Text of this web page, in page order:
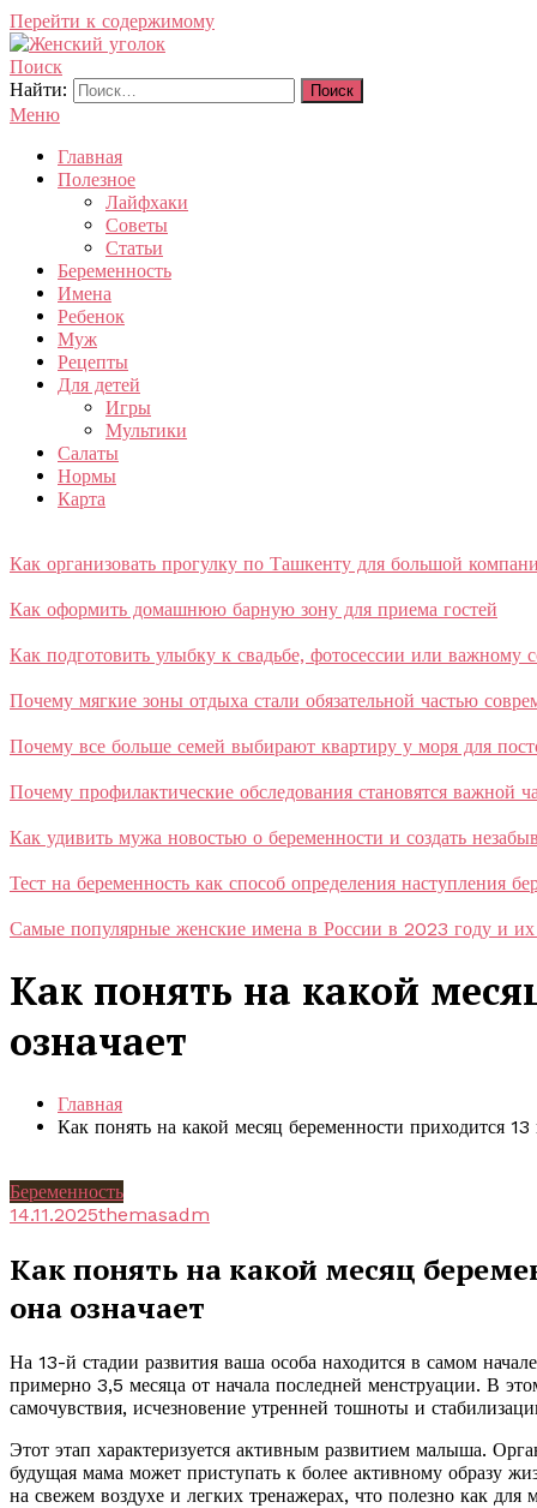
Перейти к содержимому
Женский уголок
Поиск
Найти:
Меню
Главная
Полезное
Лайфхаки
Советы
Статьи
Беременность
Имена
Ребенок
Муж
Рецепты
Для детей
Игры
Мультики
Салаты
Нормы
Карта
Как организовать прогулку по Ташкенту для большой
Как оформить домашнюю барную зону для приема гостей
Как подготовить улыбку к свадьбе, фотосессии или важному
Почему мягкие зоны отдыха стали обязательной частью
Почему все больше семей выбирают квартиру у моря для
Почему профилактические обследования становятся важной
Как удивить мужа новостью о беременности и создать
Тест на беременность как способ определения наступления
Самые популярные женские имена в России в 2023 году и их
Как понять на какой
означает
Главная
Как понять на какой месяц беременности приходится 13
Беременность
14.11.2025themasadm
Как понять на какой месяц
она означает
На 13-й стадии развития ваша особа находится в самом
примерно 3,5 месяца от начала последней менструации. В
самочувствия, исчезновение утренней тошноты и
Этот этап характеризуется активным развитием малыша.
будущая мама может приступать к более активному образу
на свежем воздухе и легких тренажерах, что полезно как для